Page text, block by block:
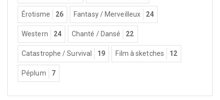
Érotisme 26 Fantasy / Merveilleux 24
Western 24 Chanté / Dansé 22
Catastrophe / Survival 19 Film à sketches 12
Péplum 7